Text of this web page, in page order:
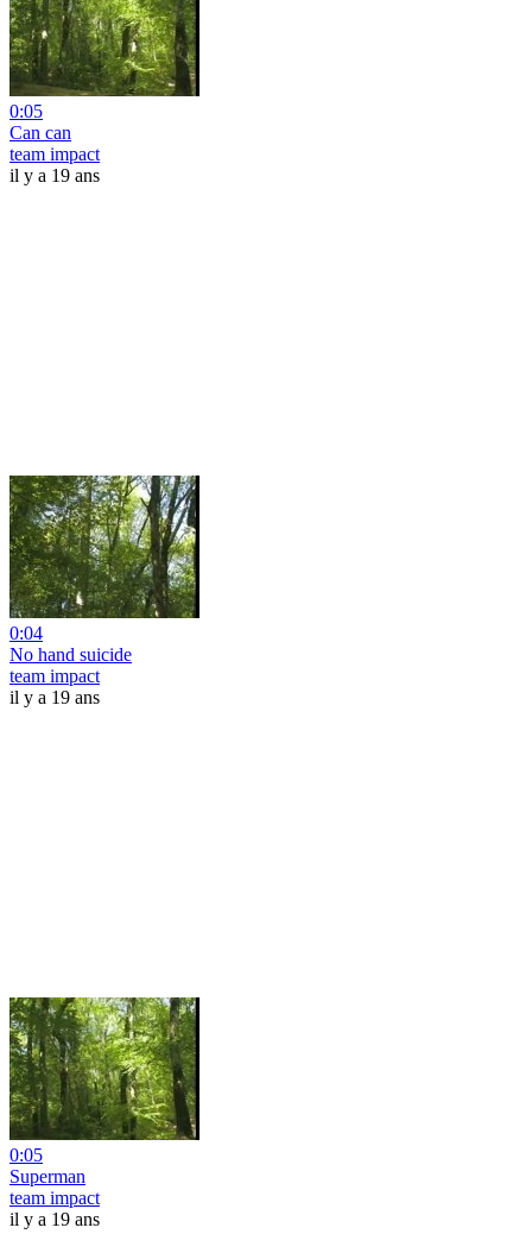
0:05
Can can
team impact
il y a 19 ans
0:04
No hand suicide
team impact
il y a 19 ans
0:05
Superman
team impact
il y a 19 ans